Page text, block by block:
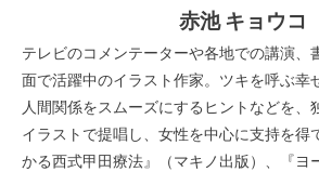
赤池 キョウコ
テレビのコメンテーターや各地での講演、
面で活躍中のイラスト作家。ツキを呼ぶ幸
人間関係をスムーズにするヒントなどを、
イラストで提唱し、女性を中心に支持を得
かる西式甲田療法』（マキノ出版）、『